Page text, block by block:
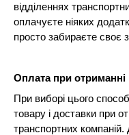
відділеннях
оплачуєте ніяких
просто забираєте своє
Оплата при отриманні
При виборі цього
товару і доставки при
транспортних